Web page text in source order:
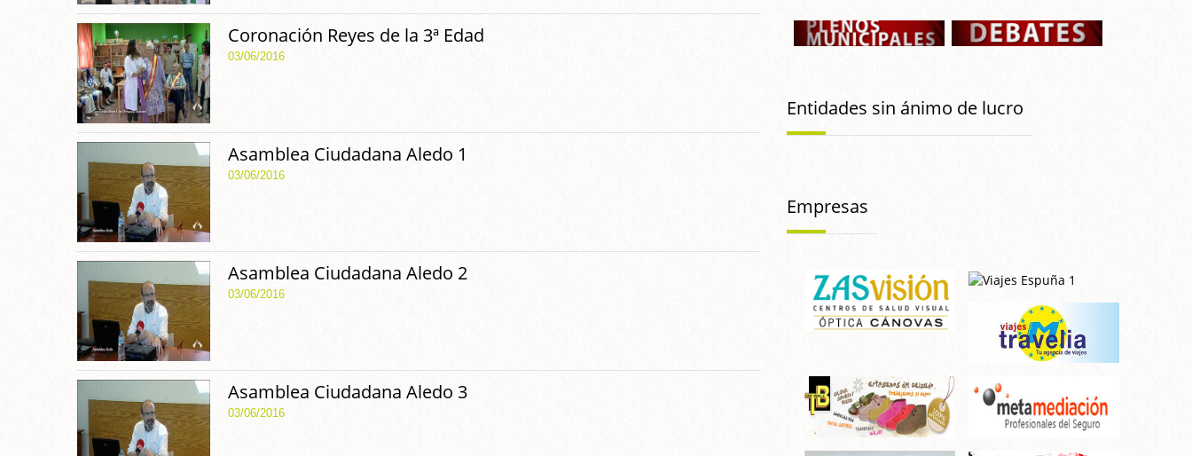
Coronación Reyes de la 3ª Edad
03/06/2016
Asamblea Ciudadana Aledo 1
03/06/2016
Asamblea Ciudadana Aledo 2
03/06/2016
Asamblea Ciudadana Aledo 3
03/06/2016
Entidades sin ánimo de lucro
Empresas